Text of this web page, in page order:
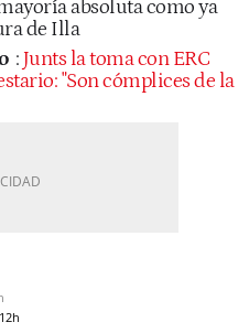
absoluta como ya
de Illa
: Junts la toma con ERC
"Son cómplices de la